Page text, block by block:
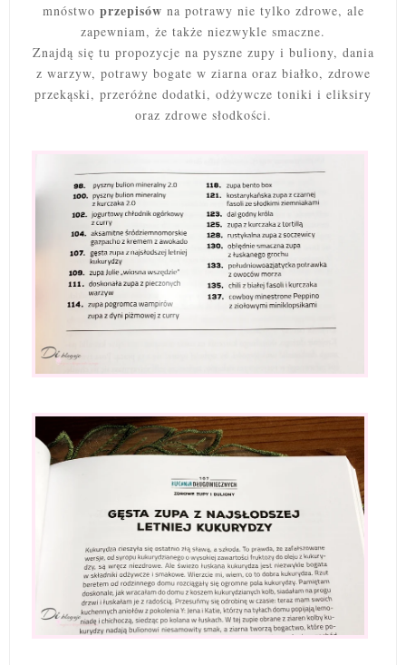
mnóstwo przepisów na potrawy nie tylko zdrowe, ale
zapewniam, że także niezwykle smaczne.
Znajdą się tu propozycje na pyszne zupy i buliony, dania
z warzyw, potrawy bogate w ziarna oraz białko, zdrowe
przekąski, przeróżne dodatki, odżywcze toniki i eliksiry
oraz zdrowe słodkości.